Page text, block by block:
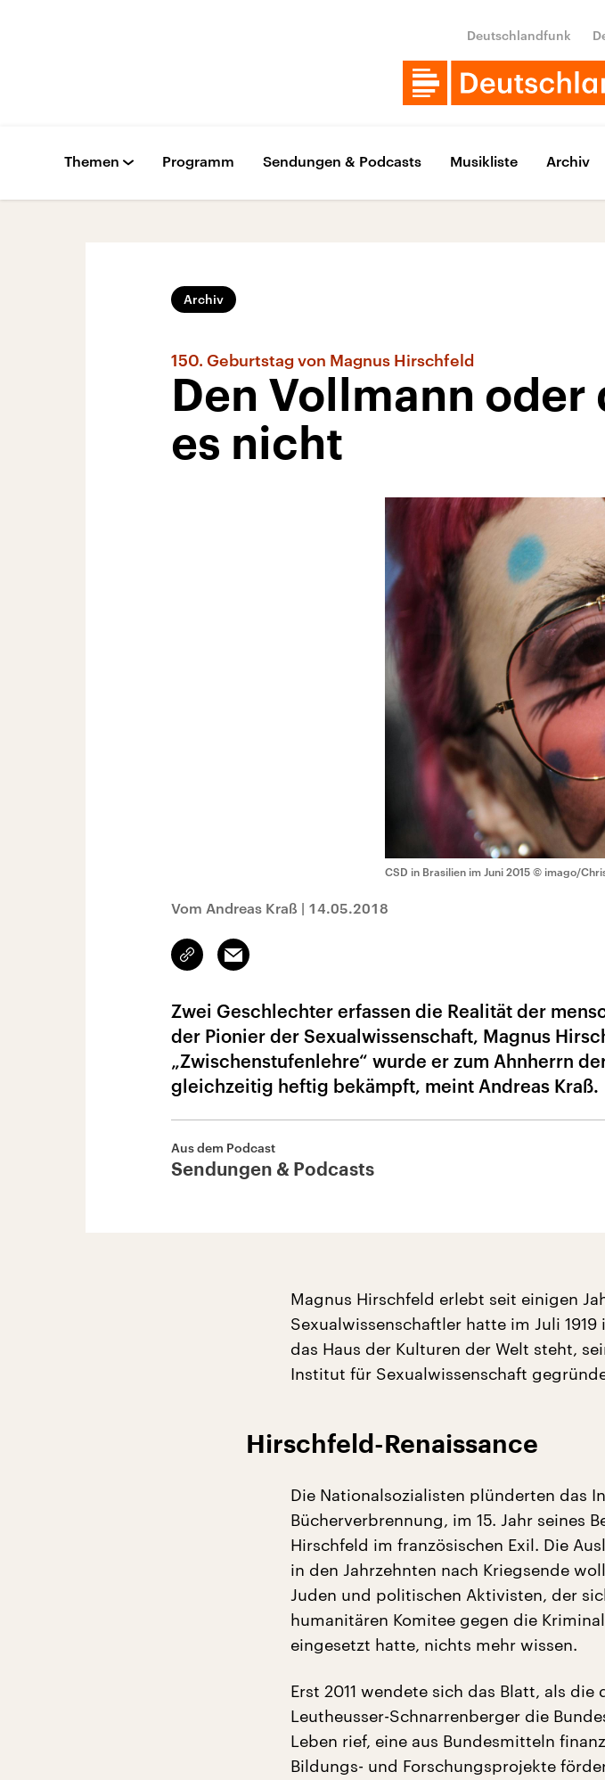
Deutschlandfunk
Themen Programm Sendungen & Podcasts Musikliste Archiv
Archiv
150. Geburtstag von Magnus Hirschfeld
Den Vollmann
es nicht
CSD in Brasilien im Juni 2015 © imago/
Vom Andreas Kraß | 14.05.2018
Link
kopieren/teilen
Email
Zwei Geschlechter erfassen die Realität der
der Pionier der Sexualwissenschaft, Magnus
„Zwischenstufenlehre“ wurde er zum Ahnherrn
gleichzeitig heftig bekämpft, meint Andreas Kraß.
Aus dem Podcast
Sendungen & Podcasts
Magnus Hirschfeld erlebt seit einigen
Sexualwissenschaftler hatte im Juli
das Haus der Kulturen der Welt steht,
Institut für Sexualwissenschaft
Hirschfeld-Renaissance
Die Nationalsozialisten plünderten das
Bücherverbrennung, im 15. Jahr seines
Hirschfeld im französischen Exil. Die
in den Jahrzehnten nach Kriegsende
Juden und politischen Aktivisten, der
humanitären Komitee gegen die
eingesetzt hatte, nichts mehr wissen.
Erst 2011 wendete sich das Blatt, als
Leutheusser-Schnarrenberger die
Leben rief, eine aus Bundesmitteln
Bildungs- und Forschungsprojekte